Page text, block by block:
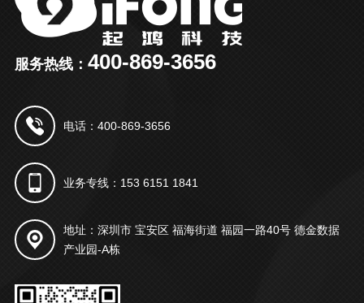
服务热线： 400-869-3656
电话：400-869-3656
业务专线：153 6151 1841
地址：深圳市 宝安区 福海街道 福园一路40号 德金数据
产业园-A栋